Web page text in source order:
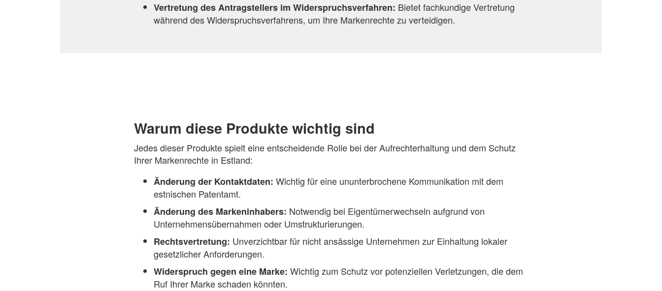
Vertretung des Antragstellers im Widerspruchsverfahren: Bietet fachkundige Vertretung
während des Widerspruchsverfahrens, um Ihre Markenrechte zu verteidigen.
Warum diese Produkte wichtig sind
Jedes dieser Produkte spielt eine entscheidende Rolle bei der Aufrechterhaltung und dem Schutz
Ihrer Markenrechte in Estland:
Änderung der Kontaktdaten: Wichtig für eine ununterbrochene Kommunikation mit dem
estnischen Patentamt.
Änderung des Markeninhabers: Notwendig bei Eigentümerwechseln aufgrund von
Unternehmensübernahmen oder Umstrukturierungen.
Rechtsvertretung: Unverzichtbar für nicht ansässige Unternehmen zur Einhaltung lokaler
gesetzlicher Anforderungen.
Widerspruch gegen eine Marke: Wichtig zum Schutz vor potenziellen Verletzungen, die dem
Ruf Ihrer Marke schaden könnten.